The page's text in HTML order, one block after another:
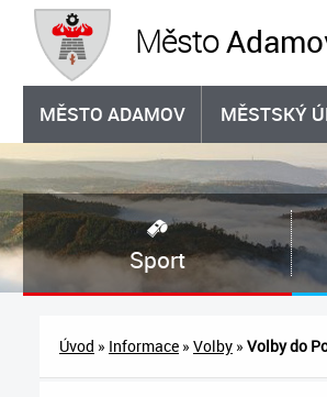
Město
MĚSTO ADAMOV MĚSTSKÝ
Sport
Úvod » Informace » Volby » Volby do